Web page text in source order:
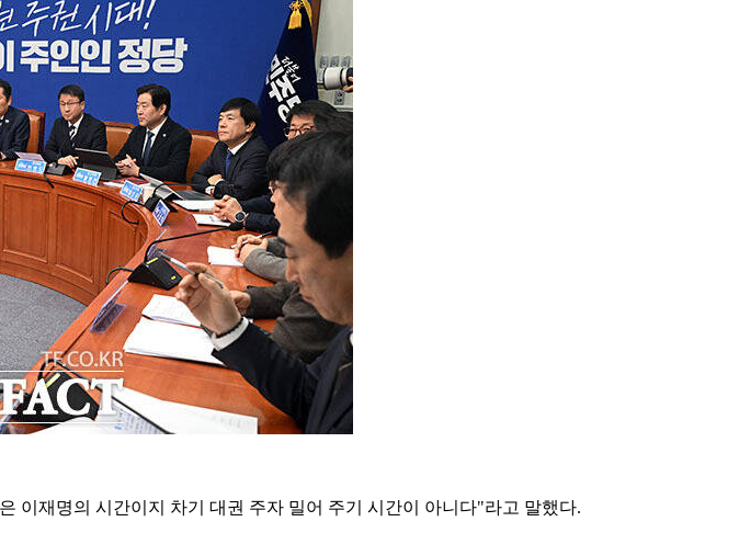
이재명의 시간이지 차기 대권 주자 밀어 주기 시간이 아니다"라고 말했다.